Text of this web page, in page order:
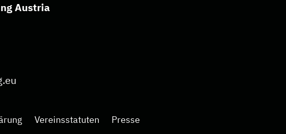
Austria
Vereinsstatuten
Presse